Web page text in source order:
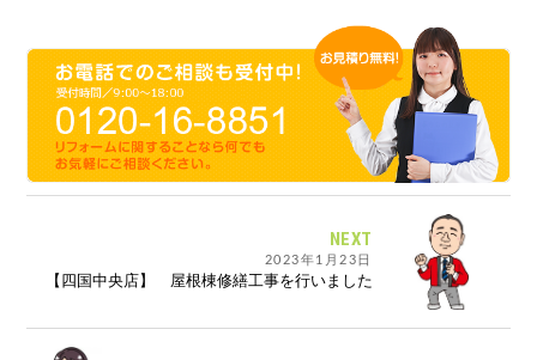
NEXT
2023年1月23日
【四国中央店】 屋根棟修繕工事を行いました